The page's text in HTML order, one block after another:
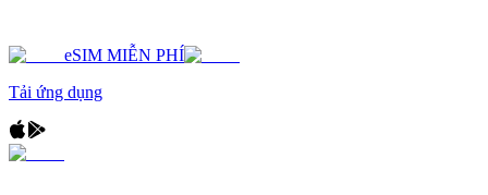
eSIM MIỄN PHÍ
Tải ứng dụng